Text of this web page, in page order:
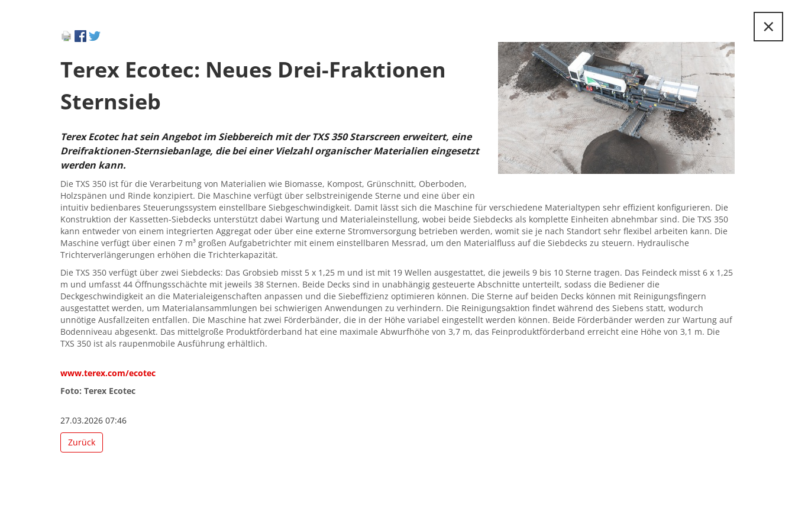
×
Terex Ecotec: Neues Drei-Fraktionen
Sternsieb
Terex Ecotec hat sein Angebot im Siebbereich mit der TXS 350 Starscreen erweitert, eine
Dreifraktionen-Sternsiebanlage, die bei einer Vielzahl organischer Materialien eingesetzt
werden kann.
Die TXS 350 ist für die Verarbeitung von Materialien wie Biomasse, Kompost, Grünschnitt, Oberboden,
Holzspänen und Rinde konzipiert. Die Maschine verfügt über selbstreinigende Sterne und eine über ein
intuitiv bedienbares Steuerungssystem einstellbare Siebgeschwindigkeit. Damit lässt sich die Maschine für verschiedene Materialtypen sehr effizient konfigurieren. Die
Konstruktion der Kassetten-Siebdecks unterstützt dabei Wartung und Materialeinstellung, wobei beide Siebdecks als komplette Einheiten abnehmbar sind. Die TXS 350
kann entweder von einem integrierten Aggregat oder über eine externe Stromversorgung betrieben werden, womit sie je nach Standort sehr flexibel arbeiten kann. Die
Maschine verfügt über einen 7 m³ großen Aufgabetrichter mit einem einstellbaren Messrad, um den Materialfluss auf die Siebdecks zu steuern. Hydraulische
Trichterverlängerungen erhöhen die Trichterkapazität.
Die TXS 350 verfügt über zwei Siebdecks: Das Grobsieb misst 5 x 1,25 m und ist mit 19 Wellen ausgestattet, die jeweils 9 bis 10 Sterne tragen. Das Feindeck misst 6 x 1,25
m und umfasst 44 Öffnungsschächte mit jeweils 38 Sternen. Beide Decks sind in unabhängig gesteuerte Abschnitte unterteilt, sodass die Bediener die
Deckgeschwindigkeit an die Materialeigenschaften anpassen und die Siebeffizienz optimieren können. Die Sterne auf beiden Decks können mit Reinigungsfingern
ausgestattet werden, um Materialansammlungen bei schwierigen Anwendungen zu verhindern. Die Reinigungsaktion findet während des Siebens statt, wodurch
unnötige Ausfallzeiten entfallen. Die Maschine hat zwei Förderbänder, die in der Höhe variabel eingestellt werden können. Beide Förderbänder werden zur Wartung auf
Bodenniveau abgesenkt. Das mittelgroße Produktförderband hat eine maximale Abwurfhöhe von 3,7 m, das Feinproduktförderband erreicht eine Höhe von 3,1 m. Die
TXS 350 ist als raupenmobile Ausführung erhältlich.
www.terex.com/ecotec
Foto: Terex Ecotec
27.03.2026 07:46
Zurück